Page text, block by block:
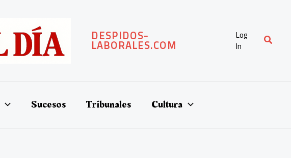
DESPIDOS-
LABORALES.COM
Log
In Buscar
Sucesos Tribunales Cultura